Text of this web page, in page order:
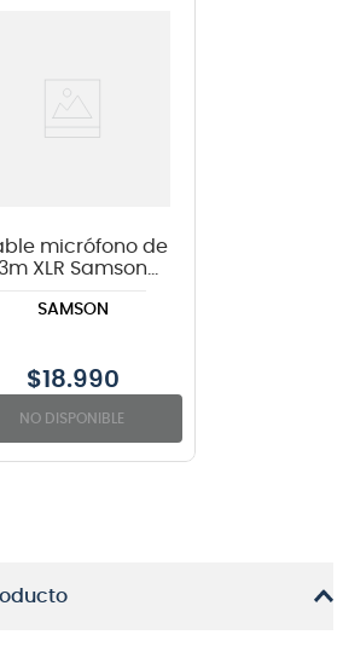
micrófono de
3m XLR Samson
SAMSON
$18.990
NO DISPONIBLE